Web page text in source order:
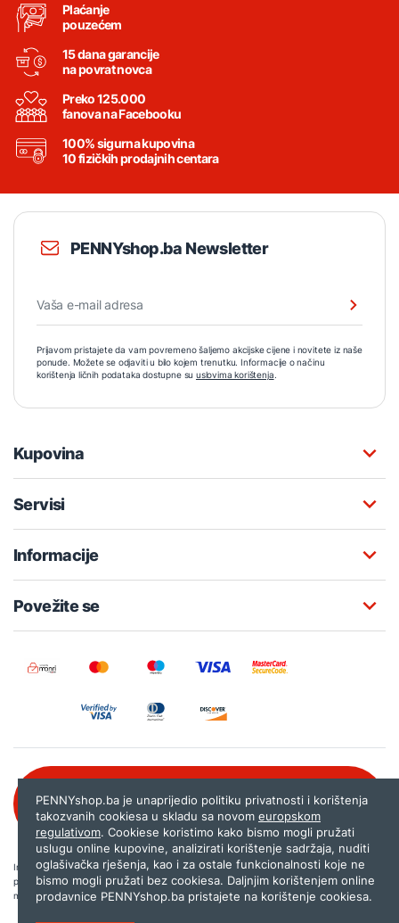
Plaćanje
pouzećem
15 dana garancije
na povrat novca
Preko 125.000
fanova na Facebooku
100% sigurna kupovina
10 fizičkih prodajnih centara
PENNYshop.ba Newsletter
Prijavom pristajete da vam povremeno šaljemo akcijske cijene i novitete iz naše
ponude. Možete se odjaviti u bilo kojem trenutku. Informacije o načinu
korištenja ličnih podataka dostupne su uslovima korištenja.
Kupovina
Servisi
Informacije
Povežite se
080 020 261
Internet trgovina PENNYshop.ba nastoji objavljivati samo provjerene i pravilne
podatke. Ako na našoj stranici otkrijete neistinite, odnosno neadekvatne informacije,
molimo vas da nam to javite nashop@pennyplus.com .
PENNYshop.ba je unaprijedio politiku privatnosti i korištenja
takozvanih cookiesa u skladu sa novom europskom
regulativom. Cookiese koristimo kako bismo mogli pružati
uslugu online kupovine, analizirati korištenje sadržaja, nuditi
oglašivačka rješenja, kao i za ostale funkcionalnosti koje ne
bismo mogli pružati bez cookiesa. Daljnjim korištenjem online
prodavnice PENNYshop.ba pristajete na korištenje cookiesa.